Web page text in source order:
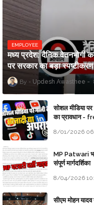
EMPLOYEE
मध्य प्रदेश: दैनिक वेतनभोगी
पर सरकार का बड़ा स्पष्टीकरण
Updesh Awasthee
सोशल मीडिया
का प्रावधान
8/01/2026
MP Patwari
संपूर्ण मार्गदर्शिका
8/04/2026
सीएम मोहन